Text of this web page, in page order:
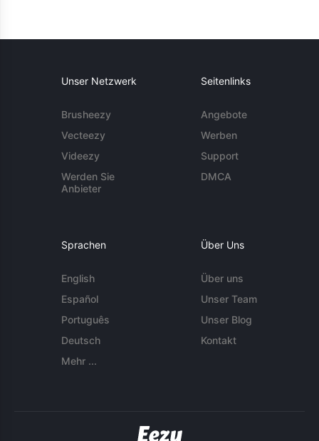
Unser Netzwerk
Brusheezy
Vecteezy
Videezy
Werden Sie
Anbieter
Seitenlinks
Angebote
Werben
Support
DMCA
Sprachen
English
Español
Português
Deutsch
Mehr ...
Über Uns
Über uns
Unser Team
Unser Blog
Kontakt